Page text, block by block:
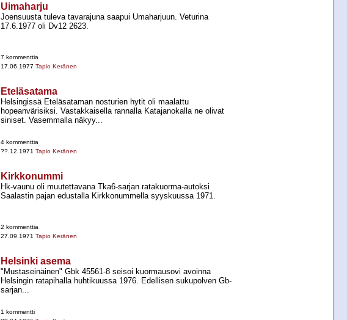
Uimaharju
Joensuusta tuleva tavarajuna saapui Umaharjuun. Veturina
17.6.1977 oli Dv12 2623.
7 kommenttia
17.06.1977 Tapio Keränen
Eteläsatama
Helsingissä Eteläsataman nosturien hytit oli maalattu
hopeanvärisiksi. Vastakkaisella rannalla Katajanokalla ne olivat
siniset. Vasemmalla näkyy...
4 kommenttia
??.12.1971 Tapio Keränen
Kirkkonummi
Hk-​vaunu oli muutettavana Tka6-​sarjan ratakuorma-​autoksi
Saalastin pajan edustalla Kirkkonummella syyskuussa 1971.
2 kommenttia
27.09.1971 Tapio Keränen
Helsinki asema
"Mustaseinäinen" Gbk 45561-​8 seisoi kuormausovi avoinna
Helsingin ratapihalla huhtikuussa 1976. Edellisen sukupolven Gb-​
sarjan...
1 kommentti